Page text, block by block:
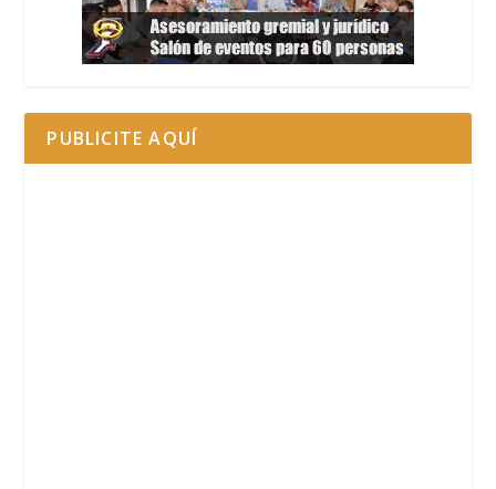
PUBLICITE AQUÍ